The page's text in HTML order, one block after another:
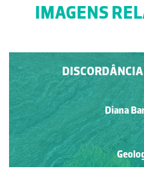
IMAGENS
Diana